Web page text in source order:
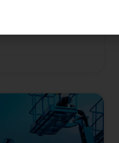
equipos de
a comprarlos